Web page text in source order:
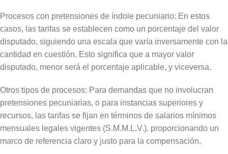
Procesos con pretensiones de índole pecuniario: En estos
casos, las tarifas se establecen como un porcentaje del valor
disputado, siguiendo una escala que varía inversamente con la
cantidad en cuestión. Esto significa que a mayor valor
disputado, menor será el porcentaje aplicable, y viceversa.
Otros tipos de procesos: Para demandas que no involucran
pretensiones pecuniarias, o para instancias superiores y
recursos, las tarifas se fijan en términos de salarios mínimos
mensuales legales vigentes (S.M.M.L.V.), proporcionando un
marco de referencia claro y justo para la compensación.